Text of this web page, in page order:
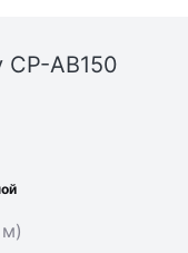
CP-AB150